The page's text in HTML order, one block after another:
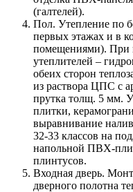
(галтелей).
Пол. Утепление по
первых этажах и в
помещениями). При
утеплителей –
обеих сторон
из раствора ЦПС с
прутка толщ. 5 мм.
плитки,
выравнивание
32-33 классов на
напольной ПВХ-
плинтусов.
Входная дверь.
дверного полотна